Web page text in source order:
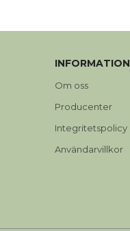
INFORMATION
Om oss
Producenter
Integritetspolicy
Användarvillkor